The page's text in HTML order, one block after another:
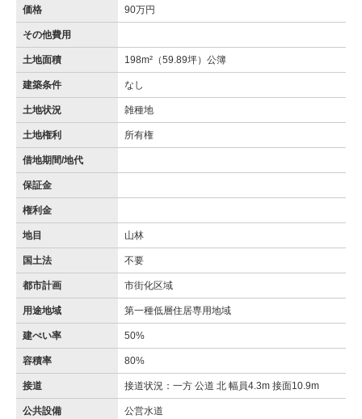
価格 90万円
その他費用
土地面積 198m²（59.89坪）公簿
建築条件 なし
土地状況 雑種地
土地権利 所有権
借地期間/地代
保証金
権利金
地目 山林
国土法 不要
都市計画 市街化区域
用途地域 第一種低層住居専用地域
建ぺい率 50%
容積率 80%
接道 接道状況：一方 公道 北 幅員4.3m 接面10.9m
公共設備 公営水道